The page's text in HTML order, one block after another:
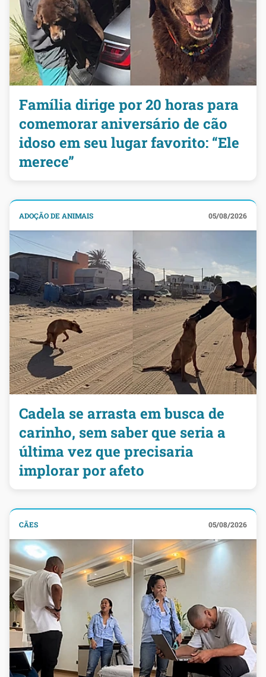
Família dirige por 20 horas para
comemorar aniversário de cão
idoso em seu lugar favorito: “Ele
merece”
ADOÇÃO DE ANIMAIS 05/08/2026
Cadela se arrasta em busca de
carinho, sem saber que seria a
última vez que precisaria
implorar por afeto
CÃES 05/08/2026